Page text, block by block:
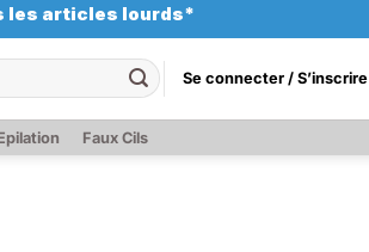
les articles lourds*
Se connecter / S’inscrire
Faux Cils